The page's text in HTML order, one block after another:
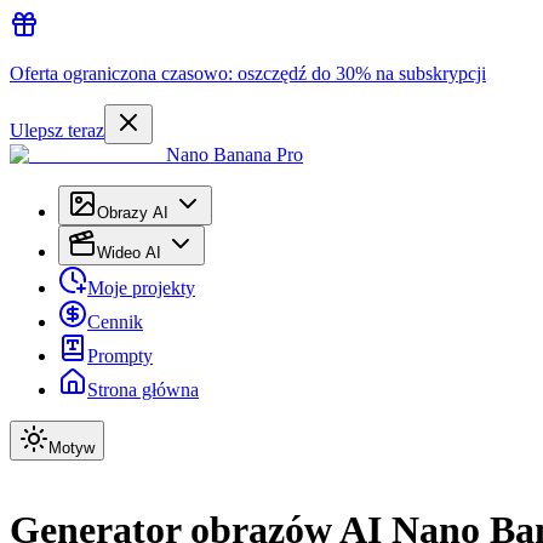
Oferta ograniczona czasowo: oszczędź do 30% na subskrypcji
Ulepsz teraz
Nano Banana Pro
Obrazy AI
Wideo AI
Moje projekty
Cennik
Prompty
Strona główna
Motyw
Generator obrazów AI Nano